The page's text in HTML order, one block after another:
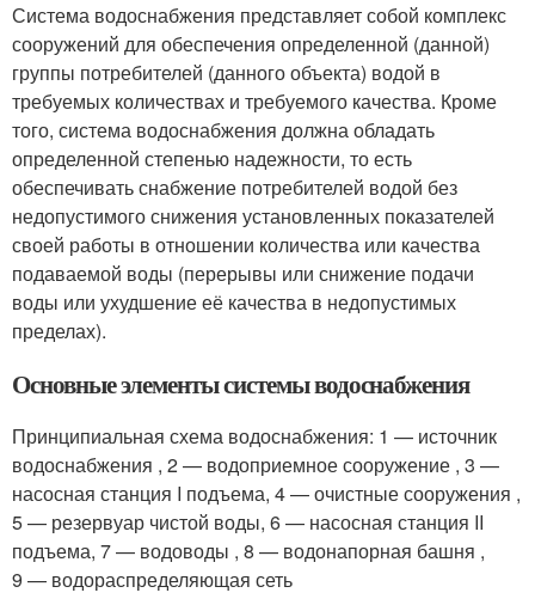
Система водоснабжения представляет собой комплекс
сооружений для обеспечения определенной (данной)
группы потребителей (данного объекта) водой в
требуемых количествах и требуемого качества. Кроме
того, система водоснабжения должна обладать
определенной степенью надежности, то есть
обеспечивать снабжение потребителей водой без
недопустимого снижения установленных показателей
своей работы в отношении количества или качества
подаваемой воды (перерывы или снижение подачи
воды или ухудшение её качества в недопустимых
пределах).
Основные элементы системы водоснабжения
Принципиальная схема водоснабжения: 1 — источник
водоснабжения , 2 — водоприемное сооружение , 3 —
насосная станция I подъема, 4 — очистные сооружения ,
5 — резервуар чистой воды, 6 — насосная станция II
подъема, 7 — водоводы , 8 — водонапорная башня ,
9 — водораспределяющая сеть